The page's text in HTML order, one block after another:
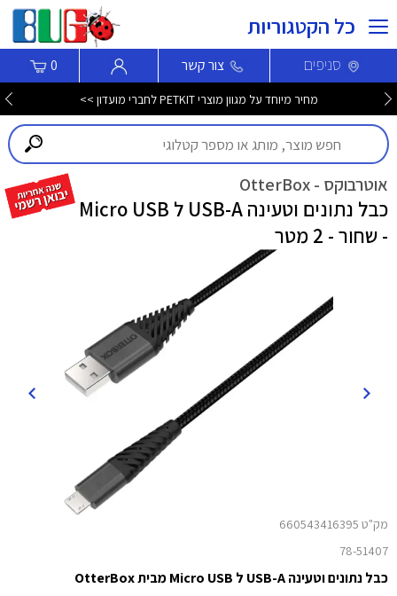
כל הקטגוריות
סניפים צור קשר 0
מחיר מיוחד על מגוון מוצרי PETKIT לחברי מועדון >>
אוטרבוקס - OtterBox
כבל נתונים וטעינה USB-A ל Micro USB
- שחור - 2 מטר
מק"ט 660543416395
78-51407
כבל נתונים וטעינה USB-A ל Micro USB מבית OtterBox